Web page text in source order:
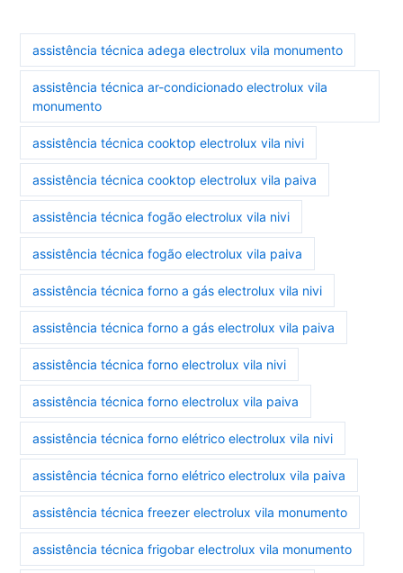
assistência técnica adega electrolux vila monumento
assistência técnica ar-condicionado electrolux vila
monumento
assistência técnica cooktop electrolux vila nivi
assistência técnica cooktop electrolux vila paiva
assistência técnica fogão electrolux vila nivi
assistência técnica fogão electrolux vila paiva
assistência técnica forno a gás electrolux vila nivi
assistência técnica forno a gás electrolux vila paiva
assistência técnica forno electrolux vila nivi
assistência técnica forno electrolux vila paiva
assistência técnica forno elétrico electrolux vila nivi
assistência técnica forno elétrico electrolux vila paiva
assistência técnica freezer electrolux vila monumento
assistência técnica frigobar electrolux vila monumento